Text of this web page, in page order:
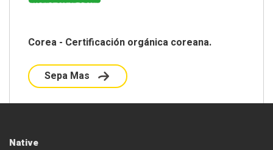
Corea - Certificación orgánica coreana.
Sepa Mas
Native